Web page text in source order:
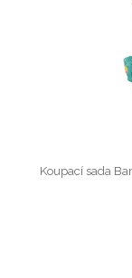
Koupací sada